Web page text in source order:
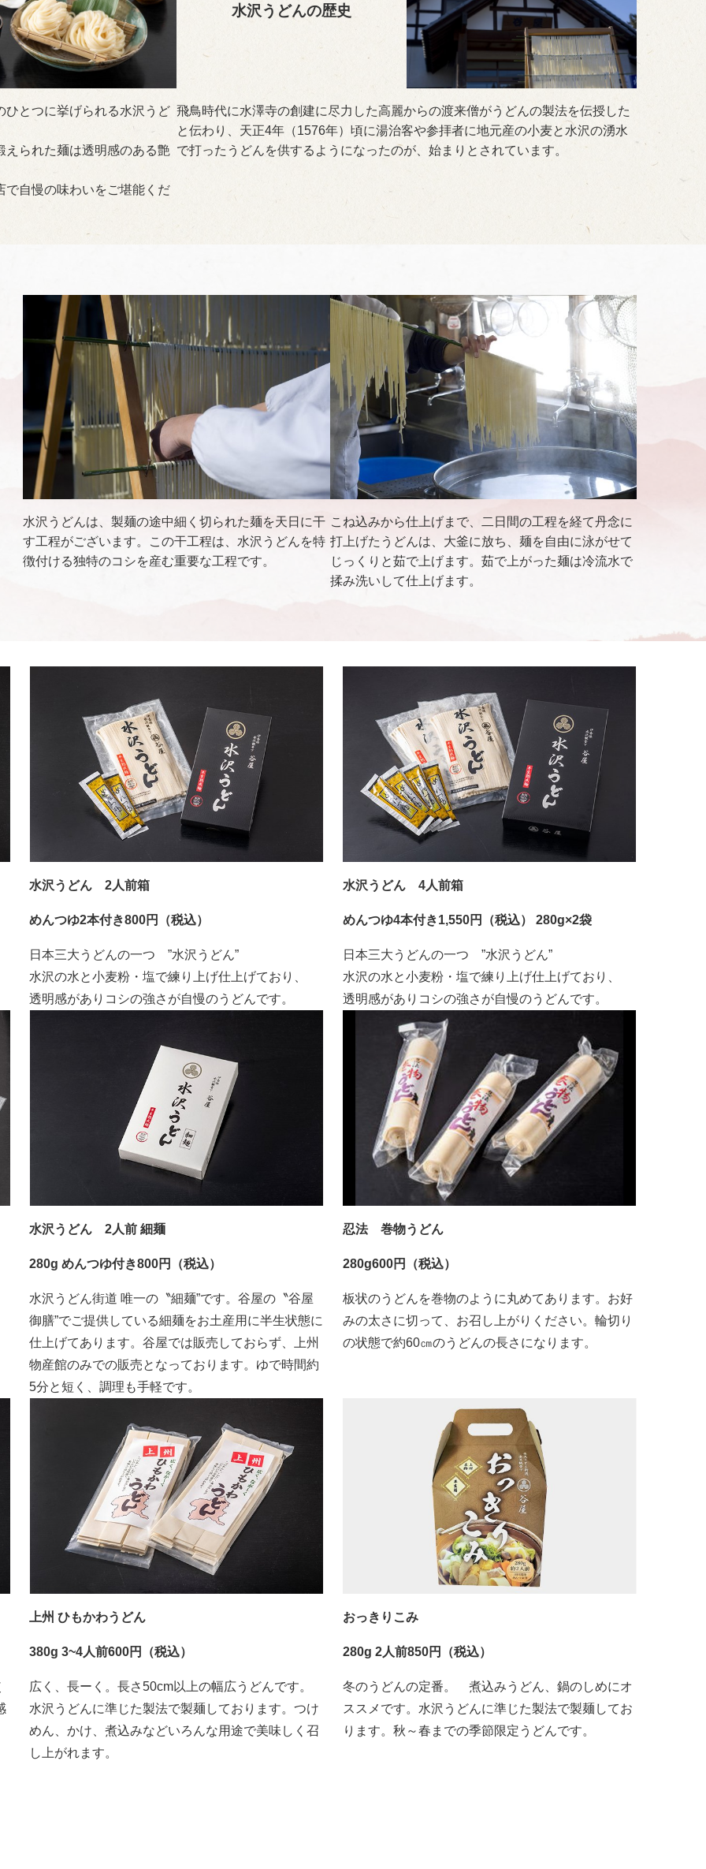
ひとつに挙げられる水沢うど
えられた麺は透明感のある艶
で自慢の味わいをご堪能くだ
水沢うどんの歴史
飛鳥時代に水澤寺の創建に尽力した高麗からの渡来僧がうどんの製法を伝授した
と伝わり、天正4年（1576年）頃に湯治客や参拝者に地元産の小麦と水沢の湧水
で打ったうどんを供するようになったのが、始まりとされています。
水沢うどんは、製麺の途中細く切られた麺を天日に干
す工程がございます。この干工程は、水沢うどんを特
徴付ける独特のコシを産む重要な工程です。
こね込みから仕上げまで、二日間の工程を経て丹念に
打上げたうどんは、大釜に放ち、麺を自由に泳がせて
じっくりと茹で上げます。茹で上がった麺は冷流水で
揉み洗いして仕上げます。
水沢うどん 2人前箱
めんつゆ2本付き800円（税込）
日本三大うどんの一つ ”水沢うどん”
水沢の水と小麦粉・塩で練り上げ仕上げており、
透明感がありコシの強さが自慢のうどんです。
水沢うどん 4人前箱
めんつゆ4本付き1,550円（税込） 280g×2袋
日本三大うどんの一つ ”水沢うどん”
水沢の水と小麦粉・塩で練り上げ仕上げており、
透明感がありコシの強さが自慢のうどんです。
水沢うどん 2人前 細麺
280g めんつゆ付き800円（税込）
水沢うどん街道 唯一の〝細麺”です。谷屋の〝谷屋
御膳”でご提供している細麺をお土産用に半生状態に
仕上げてあります。谷屋では販売しておらず、上州
物産館のみでの販売となっております。ゆで時間約
5分と短く、調理も手軽です。
忍法 巻物うどん
280g600円（税込）
板状のうどんを巻物のように丸めてあります。お好
みの太さに切って、お召し上がりください。輪切り
の状態で約60㎝のうどんの長さになります。
上州 ひもかわうどん
380g 3~4人前600円（税込）
広く、長ーく。長さ50cm以上の幅広うどんです。
水沢うどんに準じた製法で製麺しております。つけ
めん、かけ、煮込みなどいろんな用途で美味しく召
し上がれます。
おっきりこみ
280g 2人前850円（税込）
冬のうどんの定番。 煮込みうどん、鍋のしめにオ
ススメです。水沢うどんに準じた製法で製麺してお
ります。秋～春までの季節限定うどんです。